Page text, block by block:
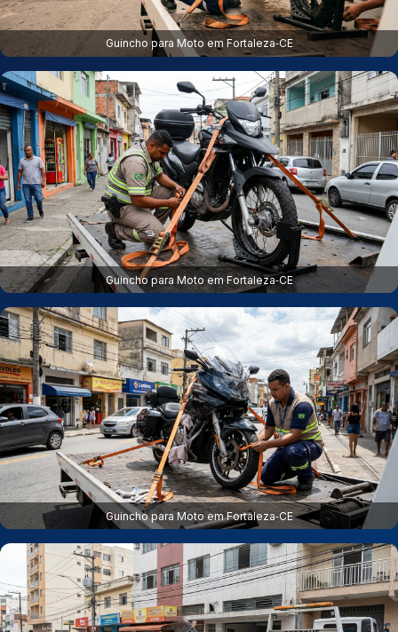
Guincho para Moto em Fortaleza‑CE
Guincho para Moto em Fortaleza‑CE
Guincho para Moto em Fortaleza‑CE